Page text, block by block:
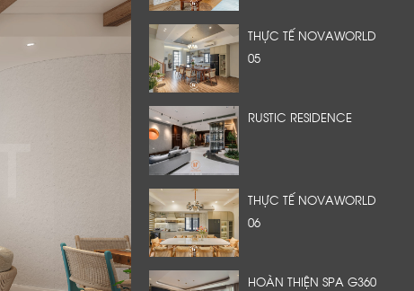
THỰC TẾ NOVAWORLD
05
RUSTIC RESIDENCE
THỰC TẾ NOVAWORLD
06
HOÀN THIỆN SPA G360